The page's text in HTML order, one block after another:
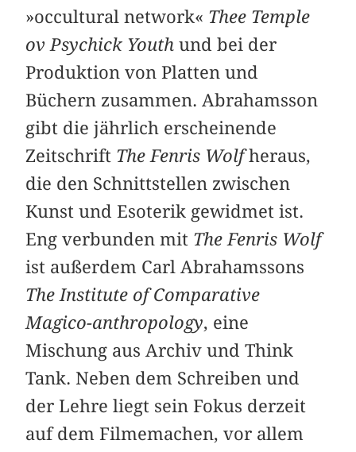
»occultural network« Thee Temple
ov Psychick Youth und bei der
Produktion von Platten und
Büchern zusammen. Abrahamsson
gibt die jährlich erscheinende
Zeitschrift The Fenris Wolfheraus,
die den Schnittstellen zwischen
Kunst und Esoterik gewidmet ist.
Eng verbunden mit The Fenris Wolf
ist außerdem Carl Abrahamssons
The Institute of Comparative
Magico-anthropology, eine
Mischung aus Archiv und Think
Tank. Neben dem Schreiben und
der Lehre liegt sein Fokus derzeit
auf dem Filmemachen, vor allem